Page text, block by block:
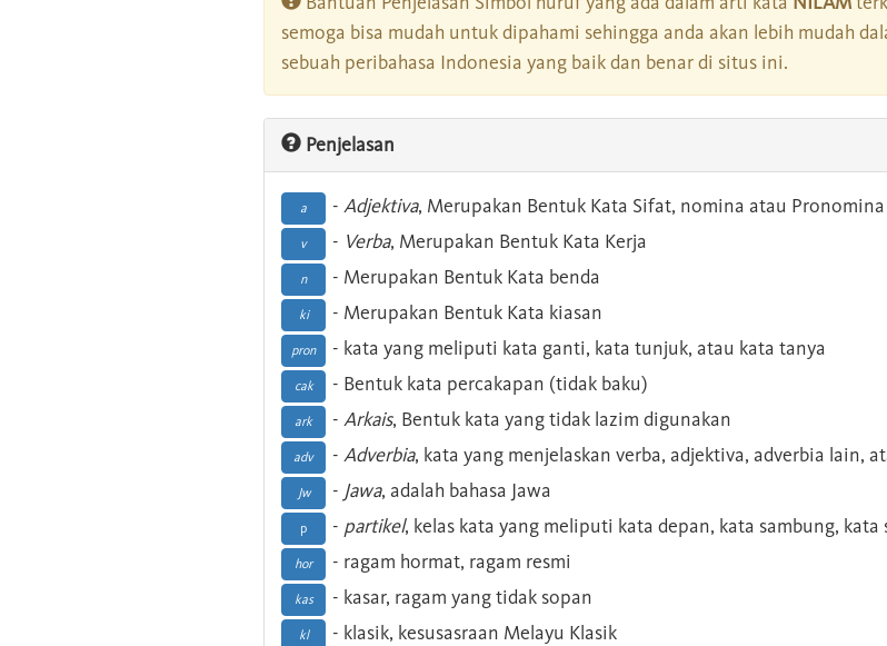
semoga bisa mudah untuk dipahami sehingga anda akan lebih mudah
sebuah peribahasa Indonesia yang baik dan benar di situs ini.
Penjelasan
a - Adjektiva, Merupakan Bentuk Kata Sifat, nomina atau Pronomina
v - Verba, Merupakan Bentuk Kata Kerja
n - Merupakan Bentuk Kata benda
ki - Merupakan Bentuk Kata kiasan
pron - kata yang meliputi kata ganti, kata tunjuk, atau kata tanya
cak - Bentuk kata percakapan (tidak baku)
ark - Arkais, Bentuk kata yang tidak lazim digunakan
adv - Adverbia, kata yang menjelaskan verba, adjektiva, adverbia lain,
Jw - Jawa, adalah bahasa Jawa
p - partikel, kelas kata yang meliputi kata depan, kata sambung, kata
hor - ragam hormat, ragam resmi
kas - kasar, ragam yang tidak sopan
kl - klasik, kesusasraan Melayu Klasik